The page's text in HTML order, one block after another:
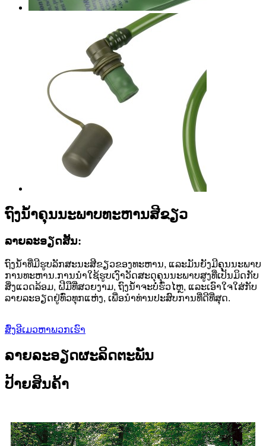
ຖົງນ້ໍາຄຸນນະພາບທະຫານສີຂຽວ
ລາຍ​ລະ​ອຽດ​ສັ້ນ​:
ຖົງນ້ໍາທີ່ມີຮູບລັກສະນະສີຂຽວຂອງທະຫານ, ແລະມັນຍັງມີຄຸນນະພາບ
ການທະຫານ.ການນໍາໃຊ້ຮູບເງົາວັດສະດຸຄຸນນະພາບສູງທີ່ເປັນມິດກັບ
ສິ່ງແວດລ້ອມ, ຝີມືທີ່ສວຍງາມ, ຖົງນ້ໍາຈະບໍ່ຮົ່ວໄຫຼ, ແລະເອົາໃຈໃສ່ກັບ
ລາຍລະອຽດຢູ່ທົ່ວທຸກແຫ່ງ, ເພື່ອນໍາທ່ານປະສົບການທີ່ດີທີ່ສຸດ.
ສົ່ງອີເມວຫາພວກເຮົາ
ລາຍລະອຽດຜະລິດຕະພັນ
ປ້າຍສິນຄ້າ